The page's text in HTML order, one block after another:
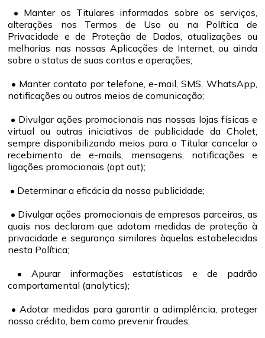
• Manter os Titulares informados sobre os serviços,
alterações nos Termos de Uso ou na Política de
Privacidade e de Proteção de Dados, atualizações ou
melhorias nas nossas Aplicações de Internet, ou ainda
sobre o status de suas contas e operações;
• Manter contato por telefone, e-mail, SMS, WhatsApp,
notificações ou outros meios de comunicação;
• Divulgar ações promocionais nas nossas lojas físicas e
virtual ou outras iniciativas de publicidade da Cholet,
sempre disponibilizando meios para o Titular cancelar o
recebimento de e-mails, mensagens, notificações e
ligações promocionais (opt out);
• Determinar a eficácia da nossa publicidade;
• Divulgar ações promocionais de empresas parceiras, as
quais nos declaram que adotam medidas de proteção à
privacidade e segurança similares àquelas estabelecidas
nesta Política;
• Apurar informações estatísticas e de padrão
comportamental (analytics);
• Adotar medidas para garantir a adimplência, proteger
nosso crédito, bem como prevenir fraudes;